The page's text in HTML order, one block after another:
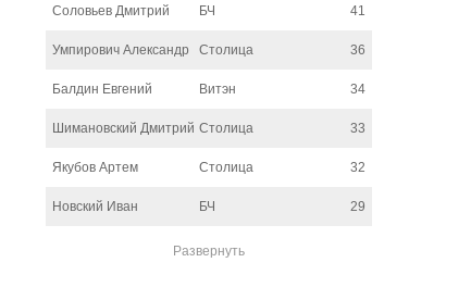
Соловьев Дмитрий БЧ 41
Умпирович Александр Столица 36
Балдин Евгений Витэн 34
Шимановский Дмитрий Столица 33
Якубов Артем Столица 32
Новский Иван БЧ 29
Развернуть